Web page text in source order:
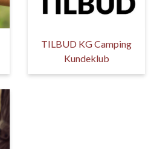
TILBUD KG Camping
Kundeklub